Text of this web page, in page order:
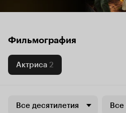
Фильмография
Актриса 2
Все десятилетия